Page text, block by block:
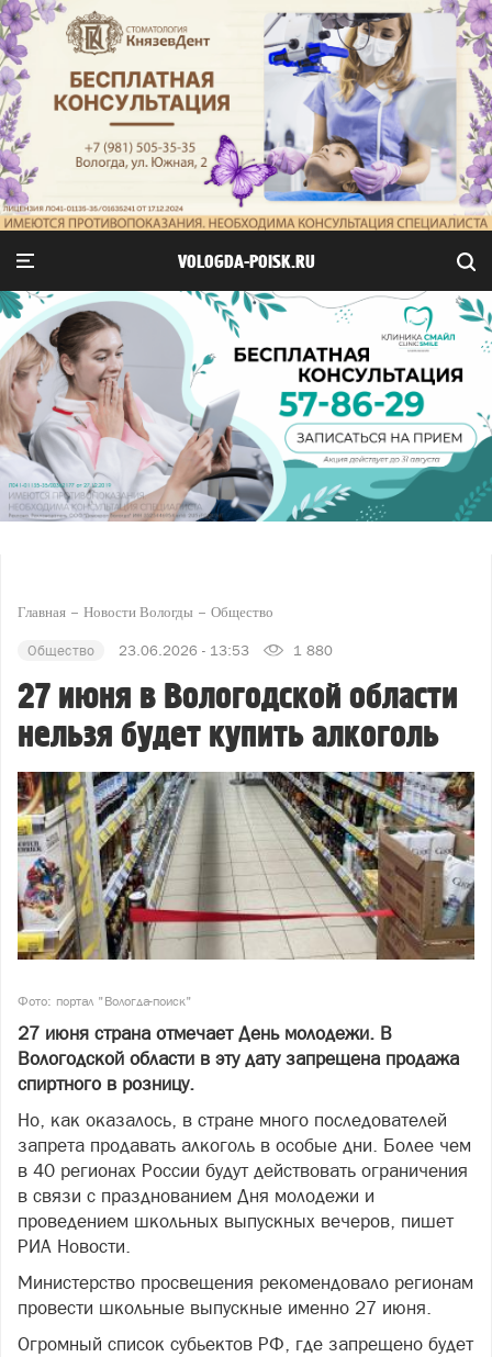
VOLOGDA-POISK.RU
Главная Новости Вологды Общество
Общество 23.06.2026 - 13:53 1 880
27 июня в Вологодской области
нельзя будет купить алкоголь
Фото: портал "Вологда-поиск"
27 июня страна отмечает День молодежи. В
Вологодской области в эту дату запрещена продажа
спиртного в розницу.
Но, как оказалось, в стране много последователей
запрета продавать алкоголь в особые дни. Более чем
в 40 регионах России будут действовать ограничения
в связи с празднованием Дня молодежи и
проведением школьных выпускных вечеров, пишет
РИА Новости.
Министерство просвещения рекомендовало регионам
провести школьные выпускные именно 27 июня.
Огромный список субьектов РФ, где запрещено будет